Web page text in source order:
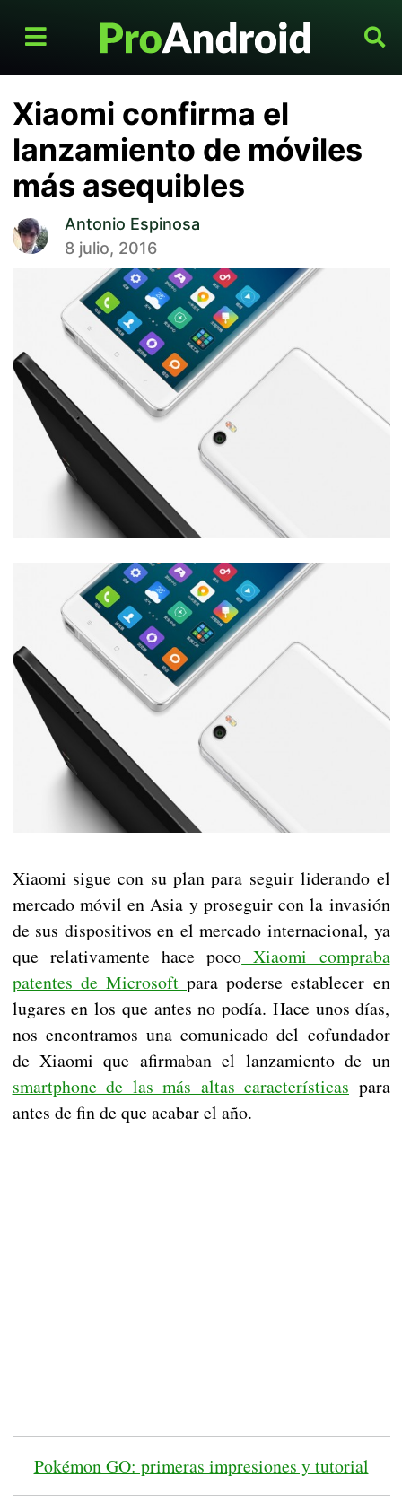
Xiaomi confirma el
lanzamiento de móviles
más asequibles
Antonio Espinosa
8 julio, 2016
Xiaomi sigue con su plan para seguir liderando el
mercado móvil en Asia y proseguir con la invasión
de sus dispositivos en el mercado internacional, ya
que relativamente hace poco Xiaomi compraba
patentes de Microsoft para poderse establecer en
lugares en los que antes no podía. Hace unos días,
nos encontramos una comunicado del cofundador
de Xiaomi que afirmaban el lanzamiento de un
smartphone de las más altas características para
antes de fin de que acabar el año.
Pokémon GO: primeras impresiones y tutorial